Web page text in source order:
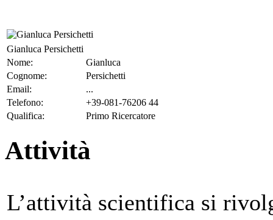
Gianluca Persichetti
Nome:
Gianluca
Cognome:
Persichetti
Email:
...
Telefono:
+39-081-76206 44
Qualifica:
Primo Ricercatore
Attività
L’attività scientifica si